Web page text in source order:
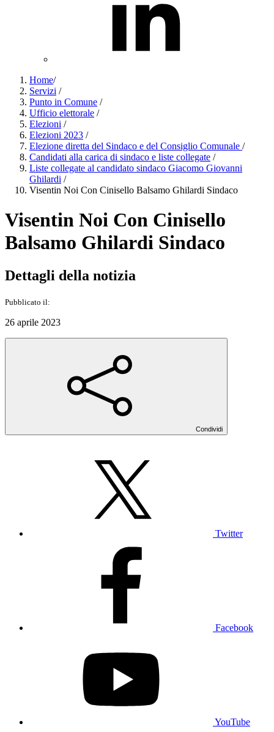
Home/
Servizi /
Punto in Comune /
Ufficio elettorale /
Elezioni /
Elezioni 2023 /
Elezione diretta del Sindaco e del Consiglio Comunale /
Candidati alla carica di sindaco e liste collegate /
Liste collegate al candidato sindaco Giacomo Giovanni
Ghilardi /
Visentin Noi Con Cinisello Balsamo Ghilardi Sindaco
Visentin Noi Con Cinisello
Balsamo Ghilardi Sindaco
Dettagli della notizia
Pubblicato il:
26 aprile 2023
Condividi
Twitter
Facebook
YouTube